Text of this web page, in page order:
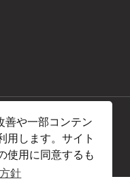
善や一部コンテン
用します。サイト
使用に同意するも
針